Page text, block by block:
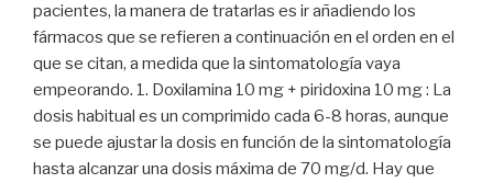
pacientes, la manera de tratarlas es ir añadiendo los
fármacos que se refieren a continuación en el orden en el
que se citan, a medida que la sintomatología vaya
empeorando. 1. Doxilamina 10 mg + piridoxina 10 mg : La
dosis habitual es un comprimido cada 6-8 horas, aunque
se puede ajustar la dosis en función de la sintomatología
hasta alcanzar una dosis máxima de 70 mg/d. Hay que